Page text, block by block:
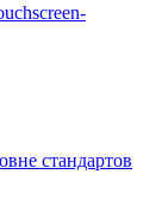
стандартов